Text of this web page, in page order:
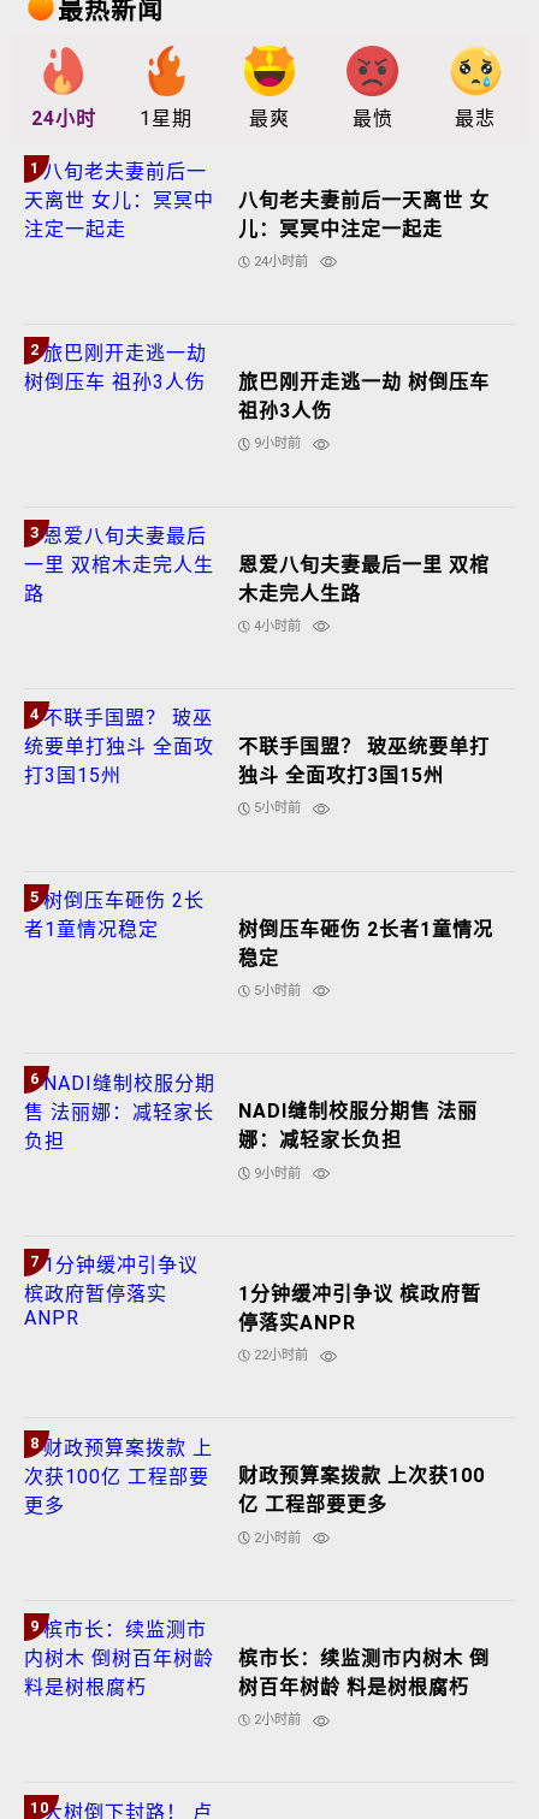
最热新闻
24小时 1星期 最爽 最愤 最悲
1
八旬老夫妻前后一天离世 女
儿：冥冥中注定一起走
24小时前
2
旅巴刚开走逃一劫 树倒压车
祖孙3人伤
9小时前
3
恩爱八旬夫妻最后一里 双棺
木走完人生路
4小时前
4
不联手国盟？ 玻巫统要单打
独斗 全面攻打3国15州
5小时前
5
树倒压车砸伤 2长者1童情况
稳定
5小时前
6
NADI缝制校服分期售 法丽
娜：减轻家长负担
9小时前
7
1分钟缓冲引争议 槟政府暂
停落实ANPR
22小时前
8
财政预算案拨款 上次获100
亿 工程部要更多
2小时前
9
槟市长：续监测市内树木 倒
树百年树龄 料是树根腐朽
2小时前
10